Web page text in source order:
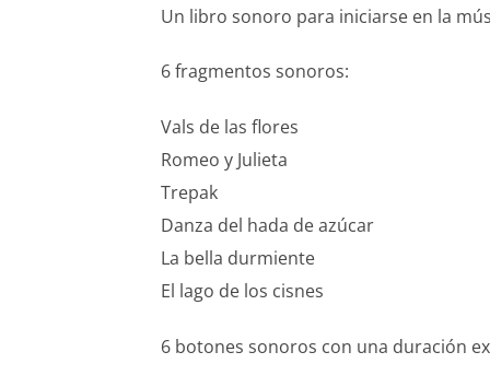
Un libro sonoro para iniciarse en la
6 fragmentos sonoros:
Vals de las flores
Romeo y Julieta
Trepak
Danza del hada de azúcar
La bella durmiente
El lago de los cisnes
6 botones sonoros con una duración